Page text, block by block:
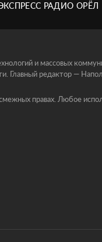
РАДИО ОРЁЛ
и массовых
Главный редактор —
правах. Любое